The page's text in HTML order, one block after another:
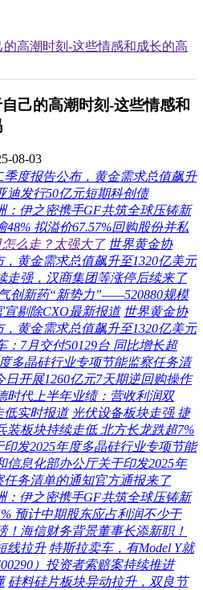
高潮时刻-这些情感和成长的高
己的高潮时刻-这些情感和
08-03
季度报告公布，黄金需求总值飙升
迪发行50亿元短期科创债
：伊之密携手GF共筑全球压铸新
48% 拟溢价67.57%回购股份并私
么走？太强大了 世界黄金协
黄金需求总值飙升至1320亿美元
走强，汉商集团等涨停后续来了
创新药“新势力”——520880规模
剔除CXO最新报道 世界黄金协
黄金需求总值飙升至1320亿美元
：7月交付50129台 同比增长超
多晶硅行业专项节能监察任务清
日开展1260亿元7天期逆回购操作
时代上半年业绩：营收利润双
低实时报道 光伏设备板块走强 捷
装板块持续走低 北方长龙跌超7%
发2025年度多晶硅行业专项节能
信息化部办公厅关于印发2025年
务清单的通知官方通报来了
：伊之密携手GF共筑全球压铸新
预计中期股东应占利润不少于
！海信财务背景董事长添新职！
线拉升 特斯拉卖车，有Model Y就
）投资者索赔案持续推进
硅料硅片板块异动拉升，双良节